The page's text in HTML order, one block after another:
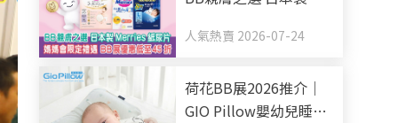
限定禮遇 BB展優惠低
人氣熱賣 2026-07-24
荷花BB展2026推介｜
GIO Pillow嬰幼兒睡眠